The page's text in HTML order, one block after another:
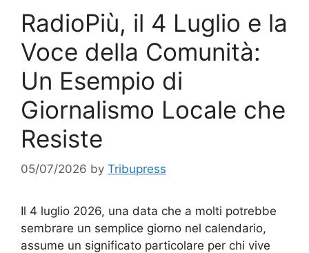
RadioPiù, il 4 Luglio e la
Voce della Comunità:
Un Esempio di
Giornalismo Locale che
Resiste
05/07/2026 by Tribupress
Il 4 luglio 2026, una data che a molti potrebbe
sembrare un semplice giorno nel calendario,
assume un significato particolare per chi vive